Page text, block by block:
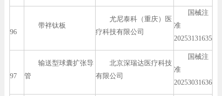
96
带袢钛板
尤尼泰科（重庆）医
疗科技有限公司
国械注
准
20253131635
97
输送型球囊扩张导
管
北京深瑞达医疗科技
有限公司
国械注
准
20253031636